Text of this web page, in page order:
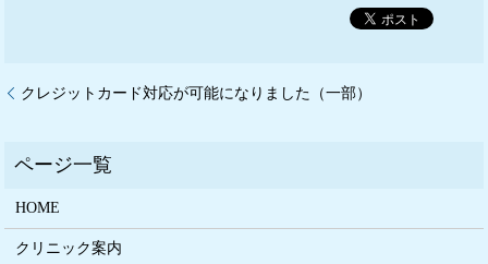
クレジットカード対応が可能になりました（一部）
HOME
クリニック案内